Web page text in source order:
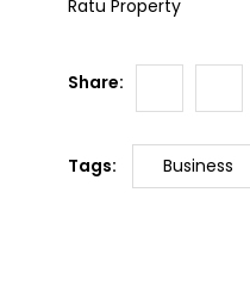
Ratu Property
Share:
Tags: Business